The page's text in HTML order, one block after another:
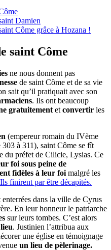
Damien
Côme grâce à Hozana !
saint Côme
ne nous donnent pas
de saint Côme et de sa vie
sait qu’il pratiquait avec son
. Ils ont beaucoup
gratuitement et convertir les
(empereur romain du IVème
303 à 311), saint Côme se fît
du préfet de Cilicie, Lysias. Ce
foi sous peine de
fidèles à leur foi malgré les
Ils finirent par être décapités.
enterrées dans la ville de Cyrus
En leur honneur le patriarche
sur leurs tombes. C’est alors
. Justinien l’attribua aux
une église en témoignage
un lieu de pèlerinage.